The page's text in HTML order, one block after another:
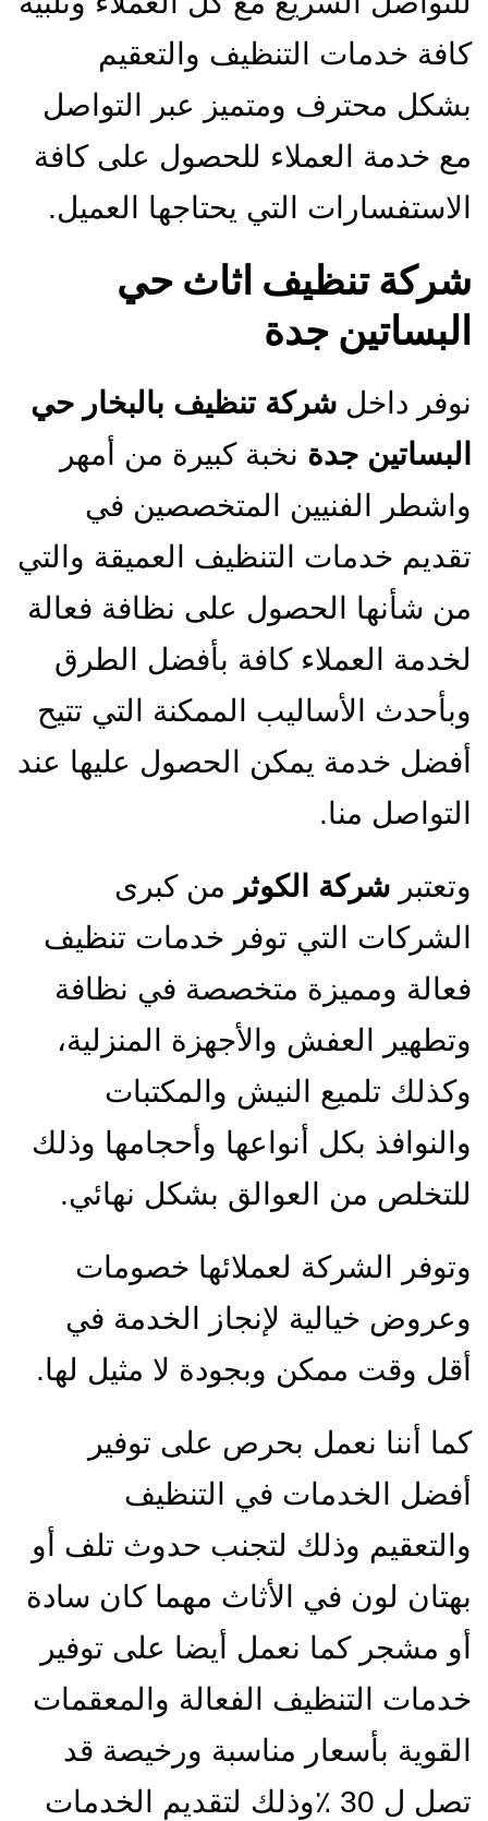
كافة خدمات التنظيف والتعقيم
بشكل محترف ومتميز عبر التواصل
مع خدمة العملاء للحصول على كافة
الاستفسارات التي يحتاجها العميل.
شركة تنظيف اثاث حي
البساتين جدة
نوفر داخل شركة تنظيف بالبخار حي
البساتين جدة نخبة كبيرة من أمهر
واشطر الفنيين المتخصصين في
تقديم خدمات التنظيف العميقة والتي
من شأنها الحصول على نظافة فعالة
لخدمة العملاء كافة بأفضل الطرق
وبأحدث الأساليب الممكنة التي تتيح
أفضل خدمة يمكن الحصول عليها عند
التواصل منا.
وتعتبر شركة الكوثر من كبرى
الشركات التي توفر خدمات تنظيف
فعالة ومميزة متخصصة في نظافة
وتطهير العفش والأجهزة المنزلية،
وكذلك تلميع النيش والمكتبات
والنوافذ بكل أنواعها وأحجامها وذلك
للتخلص من العوالق بشكل نهائي.
وتوفر الشركة لعملائها خصومات
وعروض خيالية لإنجاز الخدمة في
أقل وقت ممكن وبجودة لا مثيل لها.
كما أننا نعمل بحرص على توفير
أفضل الخدمات في التنظيف
والتعقيم وذلك لتجنب حدوث تلف أو
بهتان لون في الأثاث مهما كان سادة
أو مشجر كما نعمل أيضا على توفير
خدمات التنظيف الفعالة والمعقمات
القوية بأسعار مناسبة ورخيصة قد
تصل ل 30 ٪وذلك لتقديم الخدمات